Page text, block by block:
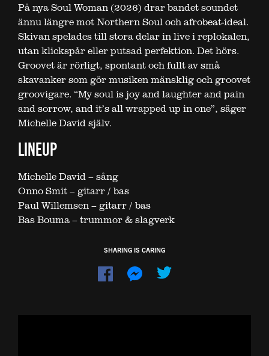
På nya Soul Woman (2026) drar bandet soundet
ännu längre mot Northern Soul och afrobeat-ideal.
Skivan spelades till stora delar in live i replokalen,
utan klickspår eller putsad perfektion. Det hörs.
Groovet är rörligt, spontant och fullt av små
skavanker som gör musiken mänsklig och groovet
groovigare. “My soul is joy and laughter and pain
and sorrow, and it’s all wrapped up in one”, säger
Michelle David själv.
LINEUP
Michelle David – sång
Onno Smit – gitarr / bas
Paul Willemsen – gitarr / bas
Bas Bouma – trummor & slagverk
SHARING IS CARING
Dela
Dela